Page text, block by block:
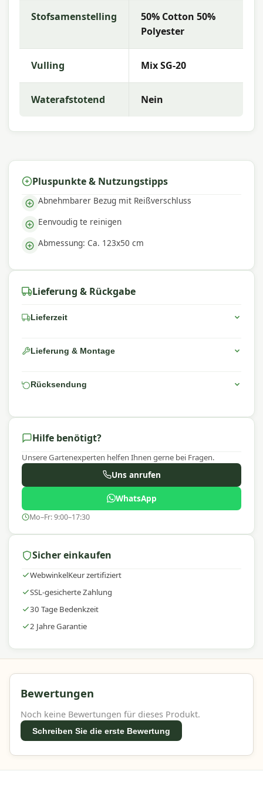
Team von Gartenmöbel-Experten hilft Ihnen gerne
bei der Auswahl, die am besten zu Ihrer Terrasse
Warum Madison?
Gartenkissen mit ausgezeichneter Farbechtheit
Stofsamenstelling
50% Cotton 50%
Polyester
Vulling Mix SG-20
Waterafstotend Nein
Pluspunkte & Nutzungstipps
Abnehmbarer Bezug mit Reißverschluss
Eenvoudig te reinigen
Abmessung: Ca. 123x50 cm
Lieferung & Rückgabe
Lieferzeit
Lieferung & Montage
Rücksendung
Hilfe benötigt?
Unsere Gartenexperten helfen Ihnen gerne bei Fragen.
Uns anrufen
WhatsApp
Mo–Fr: 9:00–17:30
Sicher einkaufen
WebwinkelKeur zertifiziert
SSL-gesicherte Zahlung
30 Tage Bedenkzeit
2 Jahre Garantie
Bewertungen
Noch keine Bewertungen für dieses Produkt.
Schreiben Sie die erste Bewertung